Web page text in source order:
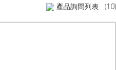
產品詢問列表 (10)